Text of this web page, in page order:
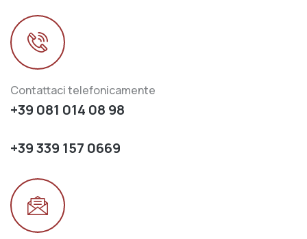
Contattaci telefonicamente
+39 081 014 08 98
+39 339 157 0669